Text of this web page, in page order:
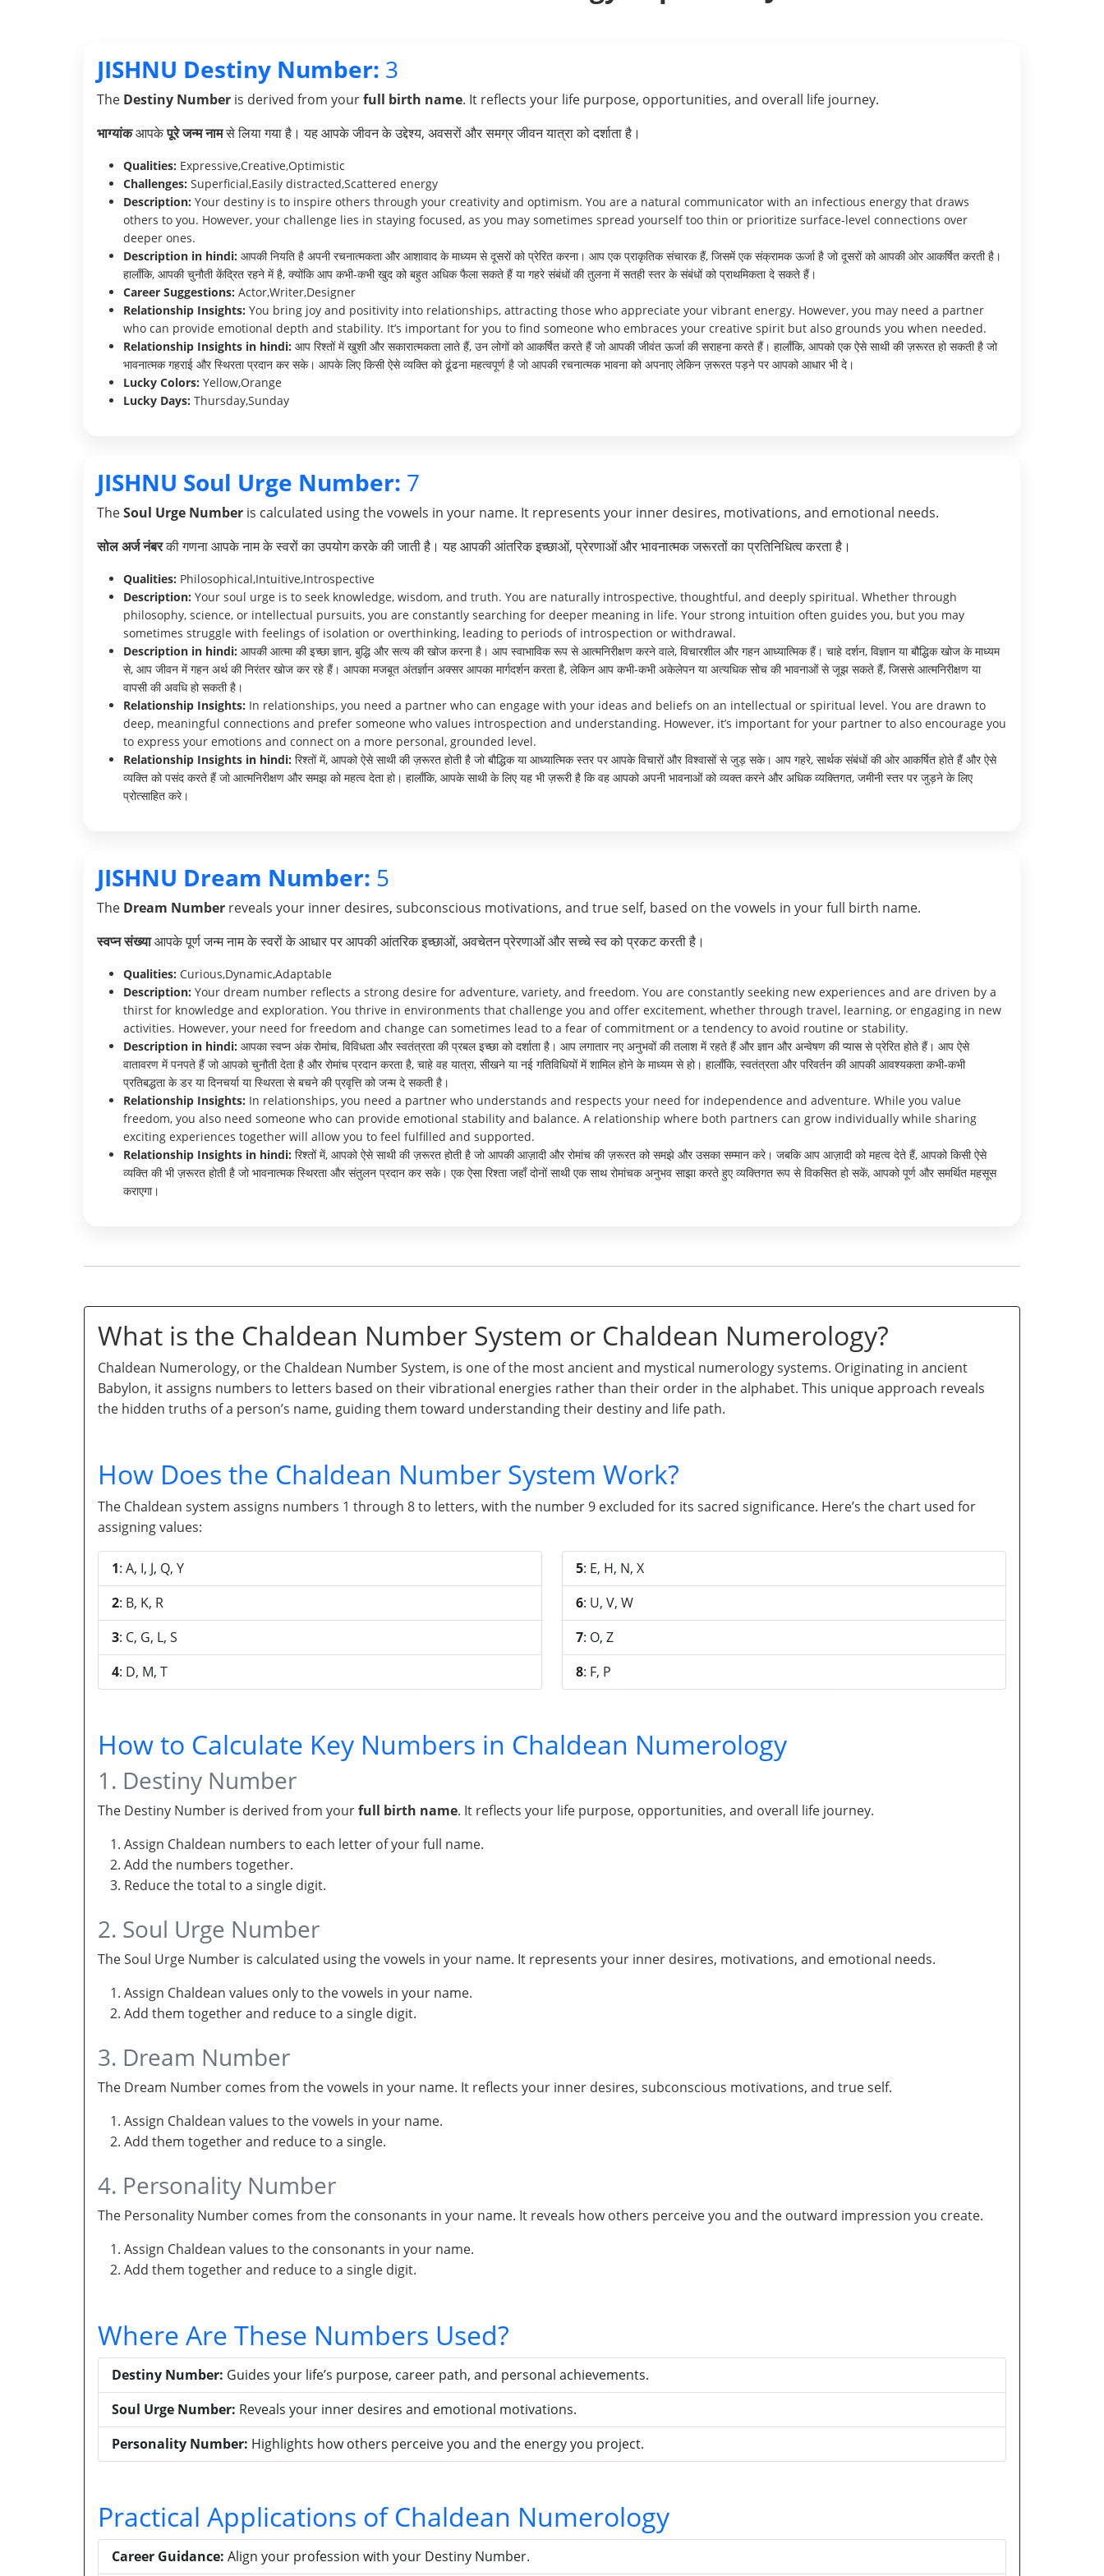
JISHNU Destiny Number: 3
The Destiny Number is derived from yourfull birth name. It reflects your life purpose, opportunities, and overall life journey.
भाग्यांकआपकेपूरे जन्म नामसे लिया गया है। यह आपके जीवन के उद्देश्य, अवसरों और समग्र जीवन यात्रा को दर्शाता है।
Qualities: Expressive,Creative,Optimistic
Challenges: Superficial,Easily distracted,Scattered energy
Description: Your destiny is to inspire others through your creativity and optimism. You are a natural communicator with an infectious energy that draws
others to you. However, your challenge lies in staying focused, as you may sometimes spread yourself too thin or prioritize surface-level connections over
deeper ones.
Description in hindi: आपकी नियति है अपनी रचनात्मकता और आशावाद के माध्यम से दूसरों को प्रेरित करना। आप एक प्राकृतिक संचारक हैं, जिसमें एक संक्रामक ऊर्जा है जो दूसरों को आपकी ओर आकर्षित करती है।
हालाँकि, आपकी चुनौती केंद्रित रहने में है, क्योंकि आप कभी-कभी खुद को बहुत अधिक फैला सकते हैं या गहरे संबंधों की तुलना में सतही स्तर के संबंधों को प्राथमिकता दे सकते हैं।
Career Suggestions: Actor,Writer,Designer
Relationship Insights: You bring joy and positivity into relationships, attracting those who appreciate your vibrant energy. However, you may need a partner
who can provide emotional depth and stability. It’s important for you to find someone who embraces your creative spirit but also grounds you when needed.
Relationship Insights in hindi: आप रिश्तों में खुशी और सकारात्मकता लाते हैं, उन लोगों को आकर्षित करते हैं जो आपकी जीवंत ऊर्जा की सराहना करते हैं। हालाँकि, आपको एक ऐसे साथी की ज़रूरत हो सकती है जो
भावनात्मक गहराई और स्थिरता प्रदान कर सके। आपके लिए किसी ऐसे व्यक्ति को ढूंढना महत्वपूर्ण है जो आपकी रचनात्मक भावना को अपनाए लेकिन ज़रूरत पड़ने पर आपको आधार भी दे।
Lucky Colors: Yellow,Orange
Lucky Days: Thursday,Sunday
JISHNU Soul Urge Number: 7
TheSoul Urge Number is calculated using the vowels in your name. It represents your inner desires, motivations, and emotional needs.
सोल अर्ज नंबरकी गणना आपके नाम के स्वरों का उपयोग करके की जाती है। यह आपकी आंतरिक इच्छाओं, प्रेरणाओं और भावनात्मक जरूरतों का प्रतिनिधित्व करता है।
Qualities: Philosophical,Intuitive,Introspective
Description: Your soul urge is to seek knowledge, wisdom, and truth. You are naturally introspective, thoughtful, and deeply spiritual. Whether through
philosophy, science, or intellectual pursuits, you are constantly searching for deeper meaning in life. Your strong intuition often guides you, but you may
sometimes struggle with feelings of isolation or overthinking, leading to periods of introspection or withdrawal.
Description in hindi: आपकी आत्मा की इच्छा ज्ञान, बुद्धि और सत्य की खोज करना है। आप स्वाभाविक रूप से आत्मनिरीक्षण करने वाले, विचारशील और गहन आध्यात्मिक हैं। चाहे दर्शन, विज्ञान या बौद्धिक खोज के माध्यम
से, आप जीवन में गहन अर्थ की निरंतर खोज कर रहे हैं। आपका मजबूत अंतर्ज्ञान अक्सर आपका मार्गदर्शन करता है, लेकिन आप कभी-कभी अकेलेपन या अत्यधिक सोच की भावनाओं से जूझ सकते हैं, जिससे आत्मनिरीक्षण या
वापसी की अवधि हो सकती है।
Relationship Insights: In relationships, you need a partner who can engage with your ideas and beliefs on an intellectual or spiritual level. You are drawn to
deep, meaningful connections and prefer someone who values introspection and understanding. However, it’s important for your partner to also encourage you
to express your emotions and connect on a more personal, grounded level.
Relationship Insights in hindi: रिश्तों में, आपको ऐसे साथी की ज़रूरत होती है जो बौद्धिक या आध्यात्मिक स्तर पर आपके विचारों और विश्वासों से जुड़ सके। आप गहरे, सार्थक संबंधों की ओर आकर्षित होते हैं और ऐसे
व्यक्ति को पसंद करते हैं जो आत्मनिरीक्षण और समझ को महत्व देता हो। हालाँकि, आपके साथी के लिए यह भी ज़रूरी है कि वह आपको अपनी भावनाओं को व्यक्त करने और अधिक व्यक्तिगत, जमीनी स्तर पर जुड़ने के लिए
प्रोत्साहित करे।
JISHNU Dream Number: 5
The Dream Number reveals your inner desires, subconscious motivations, and true self, based on the vowels in your full birth name.
स्वप्न संख्याआपके पूर्ण जन्म नाम के स्वरों के आधार पर आपकी आंतरिक इच्छाओं, अवचेतन प्रेरणाओं और सच्चे स्व को प्रकट करती है।
Qualities: Curious,Dynamic,Adaptable
Description: Your dream number reflects a strong desire for adventure, variety, and freedom. You are constantly seeking new experiences and are driven by a
thirst for knowledge and exploration. You thrive in environments that challenge you and offer excitement, whether through travel, learning, or engaging in new
activities. However, your need for freedom and change can sometimes lead to a fear of commitment or a tendency to avoid routine or stability.
Description in hindi: आपका स्वप्न अंक रोमांच, विविधता और स्वतंत्रता की प्रबल इच्छा को दर्शाता है। आप लगातार नए अनुभवों की तलाश में रहते हैं और ज्ञान और अन्वेषण की प्यास से प्रेरित होते हैं। आप ऐसे
वातावरण में पनपते हैं जो आपको चुनौती देता है और रोमांच प्रदान करता है, चाहे वह यात्रा, सीखने या नई गतिविधियों में शामिल होने के माध्यम से हो। हालाँकि, स्वतंत्रता और परिवर्तन की आपकी आवश्यकता कभी-कभी
प्रतिबद्धता के डर या दिनचर्या या स्थिरता से बचने की प्रवृत्ति को जन्म दे सकती है।
Relationship Insights: In relationships, you need a partner who understands and respects your need for independence and adventure. While you value
freedom, you also need someone who can provide emotional stability and balance. A relationship where both partners can grow individually while sharing
exciting experiences together will allow you to feel fulfilled and supported.
Relationship Insights in hindi: रिश्तों में, आपको ऐसे साथी की ज़रूरत होती है जो आपकी आज़ादी और रोमांच की ज़रूरत को समझे और उसका सम्मान करे। जबकि आप आज़ादी को महत्व देते हैं, आपको किसी ऐसे
व्यक्ति की भी ज़रूरत होती है जो भावनात्मक स्थिरता और संतुलन प्रदान कर सके। एक ऐसा रिश्ता जहाँ दोनों साथी एक साथ रोमांचक अनुभव साझा करते हुए व्यक्तिगत रूप से विकसित हो सकें, आपको पूर्ण और समर्थित महसूस
कराएगा।
What is the Chaldean Number System or Chaldean Numerology?
Chaldean Numerology, or the Chaldean Number System, is one of the most ancient and mystical numerology systems. Originating in ancient
Babylon, it assigns numbers to letters based on their vibrational energies rather than their order in the alphabet. This unique approach reveals
the hidden truths of a person’s name, guiding them toward understanding their destiny and life path.
How Does the Chaldean Number System Work?
The Chaldean system assigns numbers 1 through 8 to letters, with the number 9 excluded for its sacred significance. Here’s the chart used for
assigning values:
1: A, I, J, Q, Y
2: B, K, R
3: C, G, L, S
4: D, M, T
5: E, H, N, X
6: U, V, W
7: O, Z
8: F, P
How to Calculate Key Numbers in Chaldean Numerology
1. Destiny Number
The Destiny Number is derived from yourfull birth name. It reflects your life purpose, opportunities, and overall life journey.
Assign Chaldean numbers to each letter of your full name.
Add the numbers together.
Reduce the total to a single digit.
2. Soul Urge Number
The Soul Urge Number is calculated using the vowels in your name. It represents your inner desires, motivations, and emotional needs.
Assign Chaldean values only to the vowels in your name.
Add them together and reduce to a single digit.
3. Dream Number
The Dream Number comes from the vowels in your name. It reflects your inner desires, subconscious motivations, and true self.
Assign Chaldean values to the vowels in your name.
Add them together and reduce to a single.
4. Personality Number
The Personality Number comes from the consonants in your name. It reveals how others perceive you and the outward impression you create.
Assign Chaldean values to the consonants in your name.
Add them together and reduce to a single digit.
Where Are These Numbers Used?
Destiny Number: Guides your life’s purpose, career path, and personal achievements.
Soul Urge Number: Reveals your inner desires and emotional motivations.
Personality Number: Highlights how others perceive you and the energy you project.
Practical Applications of Chaldean Numerology
Career Guidance: Align your profession with your Destiny Number.